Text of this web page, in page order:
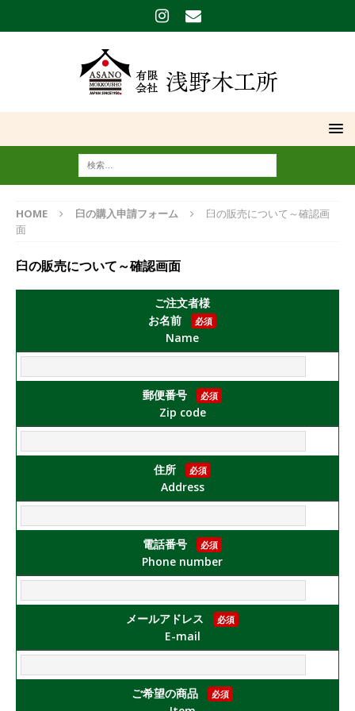
HOME 臼の購入申請フォーム
臼の販売について～確認画
面
臼の販売について～確認画面
ご注文者様
お名前
必須
Name
郵便番号 必須
Zip code
住所 必須
Address
電話番号 必須
Phone number
メールアドレス 必須
E-mail
ご希望の商品 必須